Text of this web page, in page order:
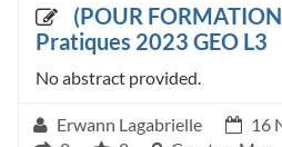
(POUR
Pratiques 2023 GEO L3
No abstract provided.
Erwann Lagabrielle 16